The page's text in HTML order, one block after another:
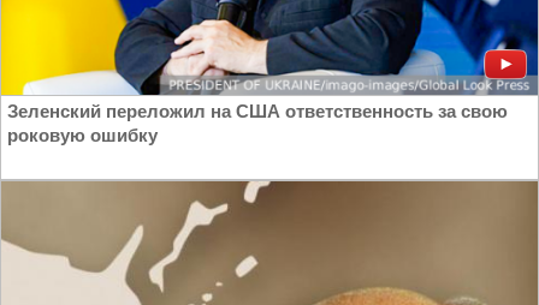
Зеленский переложил на США ответственность за свою
роковую ошибку